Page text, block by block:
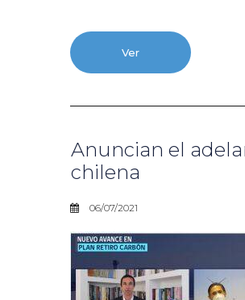
Ver
Anuncian el
chilena
06/07/2021